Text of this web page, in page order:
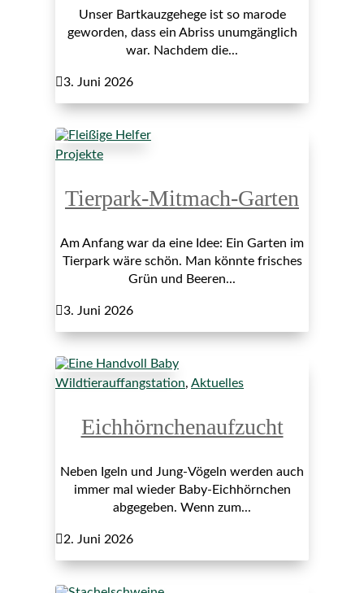
Unser Bartkauzgehege ist so marode
geworden, dass ein Abriss unumgänglich
war. Nachdem die...
3. Juni 2026
Projekte
Tierpark-Mitmach-Garten
Am Anfang war da eine Idee: Ein Garten im
Tierpark wäre schön. Man könnte frisches
Grün und Beeren...
3. Juni 2026
Wildtierauffangstation, Aktuelles
Eichhörnchenaufzucht
Neben Igeln und Jung-Vögeln werden auch
immer mal wieder Baby-Eichhörnchen
abgegeben. Wenn zum...
2. Juni 2026